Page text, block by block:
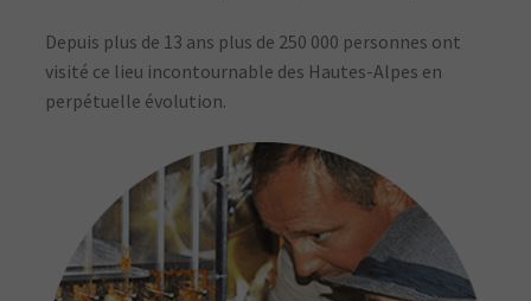
Depuis plus de 13 ans plus de 250 000 personnes ont
visité ce lieu incontournable des Hautes-Alpes en
perpétuelle évolution.